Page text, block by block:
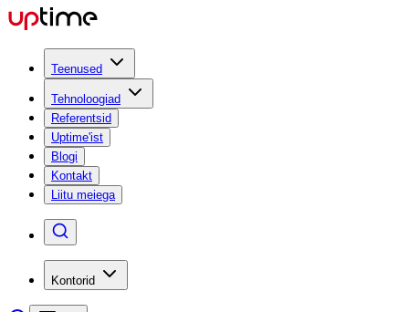
Teenused
Tehnoloogiad
Referentsid
Uptime'ist
Blogi
Kontakt
Liitu meiega
Kontorid